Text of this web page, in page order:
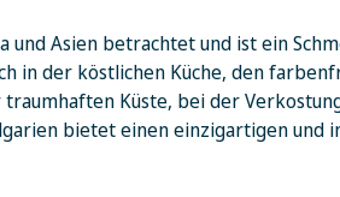
Asien betrachtet und ist ein
in der köstlichen Küche, den
Küste, bei der
bietet einen einzigartigen und